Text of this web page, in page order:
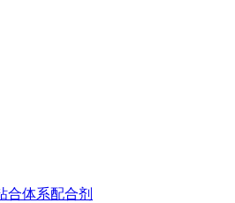
合体系配合剂